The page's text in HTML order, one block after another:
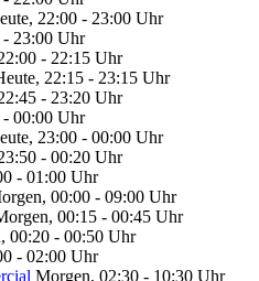
22:00 - 23:00 Uhr
- 23:00 Uhr
- 22:15 Uhr
22:15 - 23:15 Uhr
- 23:20 Uhr
- 00:00 Uhr
23:00 - 00:00 Uhr
- 00:20 Uhr
- 01:00 Uhr
00:00 - 09:00 Uhr
00:15 - 00:45 Uhr
00:20 - 00:50 Uhr
- 02:00 Uhr
Morgen, 02:30 - 10:30 Uhr